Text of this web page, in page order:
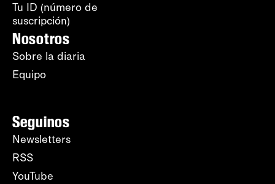
Tu ID (número de
suscripción)
Nosotros
Sobre la diaria
Equipo
Seguinos
Newsletters
RSS
YouTube